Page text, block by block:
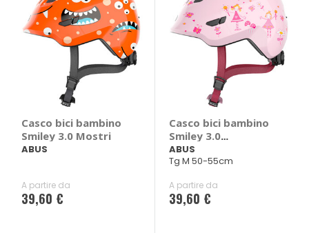
Casco bici bambino
Smiley 3.0 Mostri
ABUS
A partire da
39,60 €
Casco bici bambino
Smiley 3.0
Principessa
ABUS
Tg M 50-55cm
A partire da
39,60 €